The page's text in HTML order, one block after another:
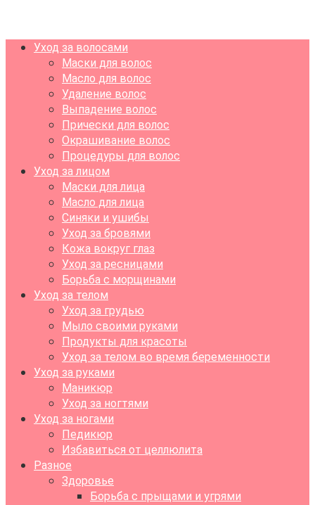
Уход за волосами
Маски для волос
Масло для волос
Удаление волос
Выпадение волос
Прически для волос
Окрашивание волос
Процедуры для волос
Уход за лицом
Маски для лица
Масло для лица
Синяки и ушибы
Уход за бровями
Кожа вокруг глаз
Уход за ресницами
Борьба с морщинами
Уход за телом
Уход за грудью
Мыло своими руками
Продукты для красоты
Уход за телом во время беременности
Уход за руками
Маникюр
Уход за ногтями
Уход за ногами
Педикюр
Избавиться от целлюлита
Разное
Здоровье
Борьба с прыщами и угрями